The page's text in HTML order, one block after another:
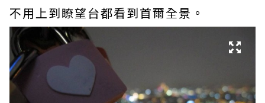
不用上到瞭望台都看到首爾全景。